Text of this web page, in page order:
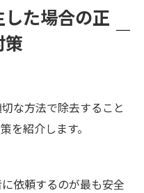
た場合の正
策
な方法で除去すること
を紹介します。
依頼するのが最も安全